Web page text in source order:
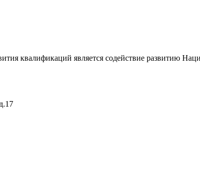
квалификаций является содействие развитию